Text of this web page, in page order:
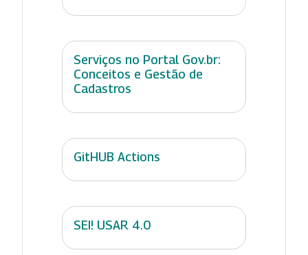
Serviços no Portal Gov.br:
Conceitos e Gestão de
Cadastros
GitHUB Actions
SEI! USAR 4.0